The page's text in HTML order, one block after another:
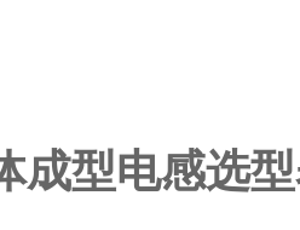
成型电感选